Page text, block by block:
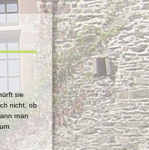
sie
nicht, ob
man